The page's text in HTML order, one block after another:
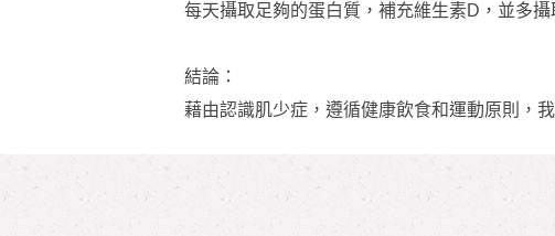
每天攝取足夠的蛋白質，補充維生素D，並多
結論：
藉由認識肌少症，遵循健康飲食和運動原則，